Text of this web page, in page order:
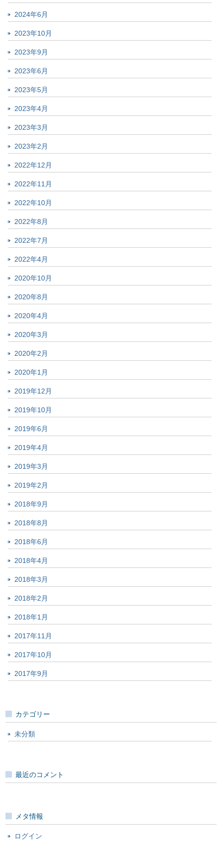
2024年6月
2023年10月
2023年9月
2023年6月
2023年5月
2023年4月
2023年3月
2023年2月
2022年12月
2022年11月
2022年10月
2022年8月
2022年7月
2022年4月
2020年10月
2020年8月
2020年4月
2020年3月
2020年2月
2020年1月
2019年12月
2019年10月
2019年6月
2019年4月
2019年3月
2019年2月
2018年9月
2018年8月
2018年6月
2018年4月
2018年3月
2018年2月
2018年1月
2017年11月
2017年10月
2017年9月
カテゴリー
未分類
最近のコメント
メタ情報
ログイン